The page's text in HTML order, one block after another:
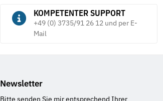
KOMPETENTER SUPPORT
+49 (0) 3735/91 26 12 und per E-
Mail
Newsletter
Bitte senden Sie mir entsprechend Ihrer